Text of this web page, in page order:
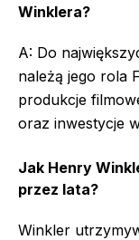
Winklera?
A: Do
należą jego rola
produkcje
oraz inwestycje
Jak Henry
przez lata?
Winkler